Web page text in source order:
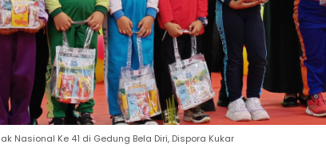
Nasional Ke 41 di Gedung Bela Diri, Dispora Kukar